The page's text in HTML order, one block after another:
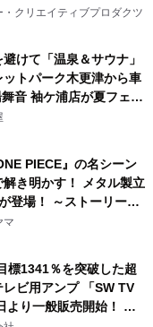
ン サウナイキタイコラ
決定！
クリエイティブプロダクツ
けて「温泉＆サウナ」
ットパーク木更津から車
音 袖ケ浦店が夏フェア
PIECE』の名シーン
解き明かす！ メタル製立
登場！ ～ストーリーと
した 大人の体験型パズ
)12時より先行予約受付
マ
標1341％を突破した超
ビ用アンプ 「SW TV
より一般販売開始！ ケ